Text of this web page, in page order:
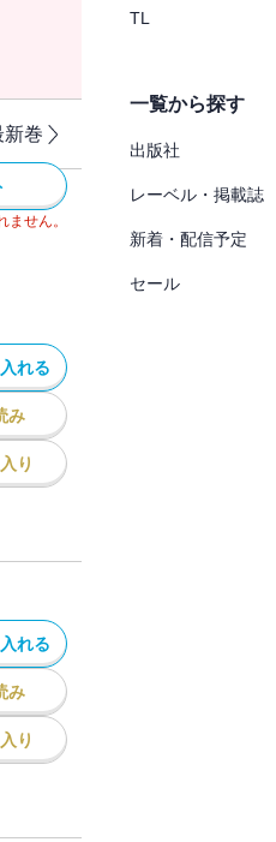
新巻
せん。
れる
み
り
れる
み
り
TL
一覧から探す
出版社
レーベル・掲載誌
新着・配信予定
セール